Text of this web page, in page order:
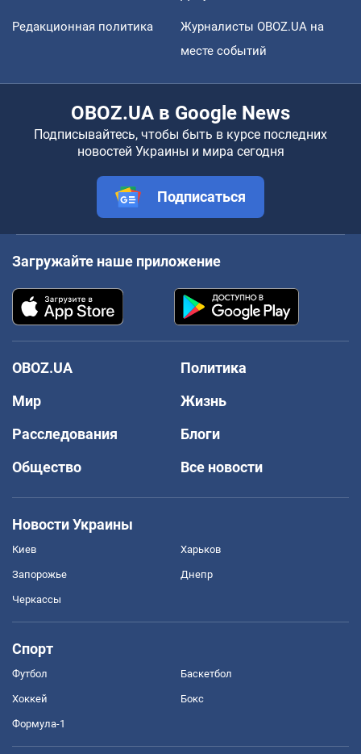
Редакционная политика
Журналисты OBOZ.UA на
месте событий
OBOZ.UA в Google News
Подписывайтесь, чтобы быть в курсе последних
новостей Украины и мира сегодня
Подписаться
Загружайте наше приложение
OBOZ.UA
Политика
Мир
Жизнь
Расследования
Блоги
Общество
Все новости
Новости Украины
Киев Харьков
Запорожье Днепр
Черкассы
Спорт
Футбол Баскетбол
Хоккей Бокс
Формула-1